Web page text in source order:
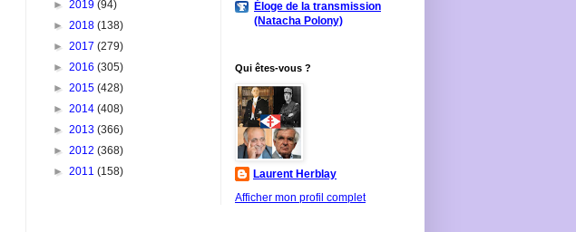
► 2019 (94)
► 2018 (138)
► 2017 (279)
► 2016 (305)
► 2015 (428)
► 2014 (408)
► 2013 (366)
► 2012 (368)
► 2011 (158)
Éloge de la transmission
(Natacha Polony)
Qui êtes-vous ?
Laurent Herblay
Afficher mon profil complet